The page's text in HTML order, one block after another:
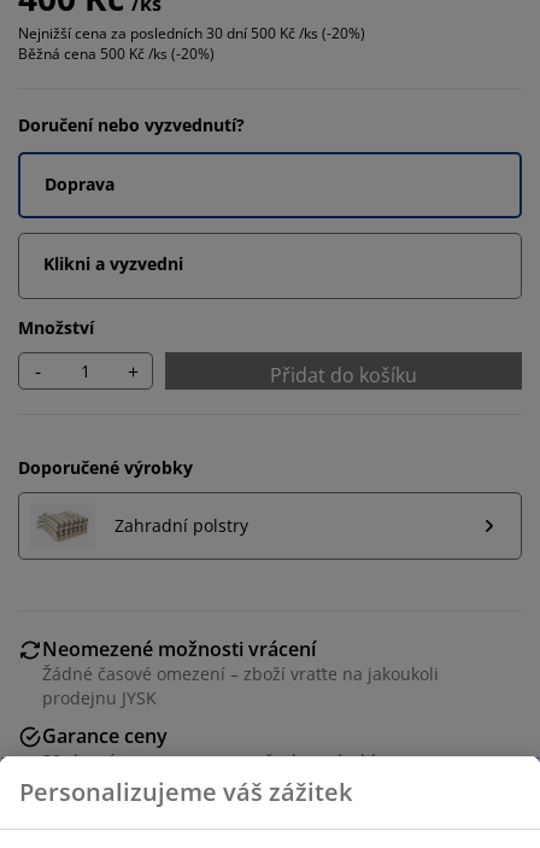
Nejnižší cena za posledních 30 dní 500 Kč /ks (-20%)
Běžná cena 500 Kč /ks (-20%)
Doručení nebo vyzvednutí?
Doprava
Klikni a vyzvedni
Množství
- + Přidat do košíku
Doporučené výrobky
Zahradní polstry
Neomezené možnosti vrácení
Žádné časové omezení – zboží vraťte na jakoukoli
prodejnu JYSK
Garance ceny
30-denní garance ceny na všechny výrobky
Flexibilní možnosti doručení
Personalizujeme váš zážitek